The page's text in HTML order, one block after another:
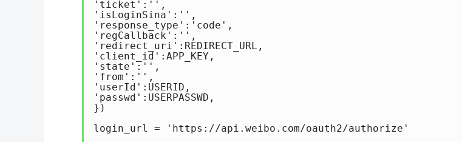
'ticket':'',
'isLoginSina':'',
'response_type':'code',
'regCallback':'',
'redirect_uri':REDIRECT_URL,
'client_id':APP_KEY,
'state':'',
'from':'',
'userId':USERID,
'passwd':USERPASSWD,
})
login_url = 'https://api.weibo.com/oauth2/authorize'